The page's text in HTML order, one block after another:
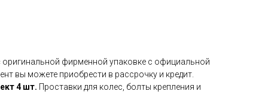
фирменной упаковке с официальной
вы можете приобрести в рассрочку и кредит.
4 шт. Проставки для колес, болты крепления и